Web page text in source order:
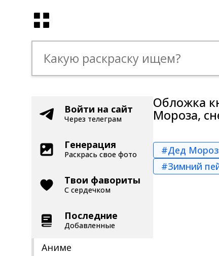
Войти на сайт
Через телеграм
Генерация
Раскрась свое фото
Твои фавориты
С сердечком
Последние
Добавленные
Аниме
Обложка
Мороза,
#Дед Мороз
#Зимний